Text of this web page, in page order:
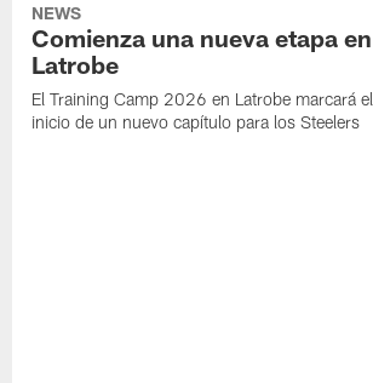
NEWS
Comienza una nueva etapa en
Latrobe
El Training Camp 2026 en Latrobe marcará el
inicio de un nuevo capítulo para los Steelers